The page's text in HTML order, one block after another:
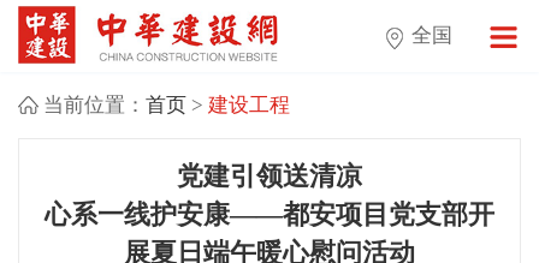
全国
当前位置： 首页> 建设工程
党建引领送清凉
心系一线护安康——都安项目党支部开
展夏日端午暖心慰问活动